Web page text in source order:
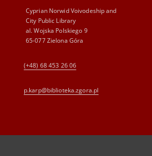
Cyprian Norwid Voivodeship and
City Public Library
al. Wojska Polskiego 9
65-077 Zielona Góra
(+48) 68 453 26 06
p.karp@biblioteka.zgora.pl